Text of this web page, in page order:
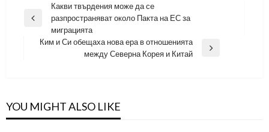
Навигация
Previous
Какви твърдения може да се
разпространяват около Пакта на ЕС за
миграцията
Ким и Си обещаха нова ера в отношенията
между Северна Корея и Китай
YOU MIGHT ALSO LIKE